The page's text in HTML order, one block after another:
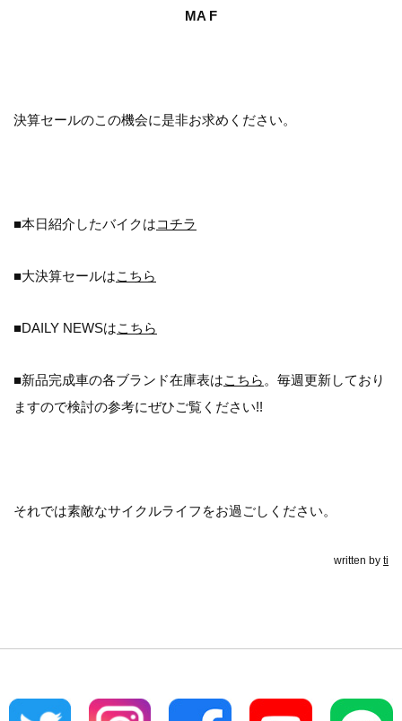
MA F
決算セールのこの機会に是非お求めください。
■本日紹介したバイクはコチラ
■大決算セールはこちら
■DAILY NEWSはこちら
■新品完成車の各ブランド在庫表はこちら 。毎週更新しており
ますので検討の参考にぜひご覧ください!!
それでは素敵なサイクルライフをお過ごしください。
written by ti